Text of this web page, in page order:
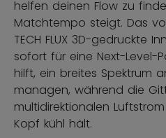
helfen deinen Flow zu
Matchtempo steigt. Das
TECH FLUX 3D-gedruckte
sofort für eine Next-Level-
hilft, ein breites Spektrum
managen, während die
multidirektionalen
Kopf kühl hält.